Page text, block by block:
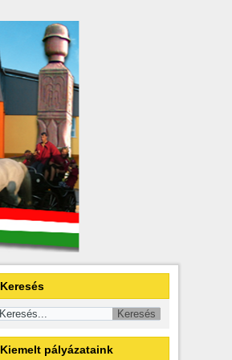
Keresés
Kiemelt pályázataink